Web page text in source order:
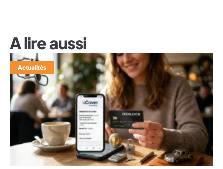
A lire aussi
Actualités